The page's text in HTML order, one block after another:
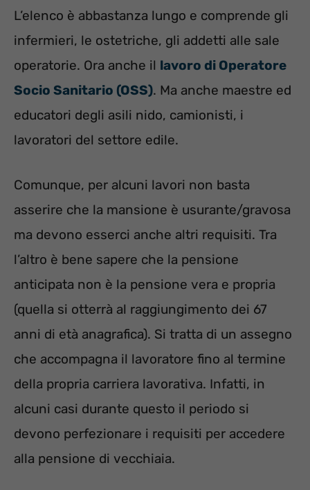
L’elenco è abbastanza lungo e comprende gli
infermieri, le ostetriche, gli addetti alle sale
operatorie. Ora anche il lavoro di Operatore
Socio Sanitario (OSS). Ma anche maestre ed
educatori degli asili nido, camionisti, i
lavoratori del settore edile.
Comunque, per alcuni lavori non basta
asserire che la mansione è usurante/gravosa
ma devono esserci anche altri requisiti. Tra
l’altro è bene sapere che la pensione
anticipata non è la pensione vera e propria
(quella si otterrà al raggiungimento dei 67
anni di età anagrafica). Si tratta di un assegno
che accompagna il lavoratore fino al termine
della propria carriera lavorativa. Infatti, in
alcuni casi durante questo il periodo si
devono perfezionare i requisiti per accedere
alla pensione di vecchiaia.